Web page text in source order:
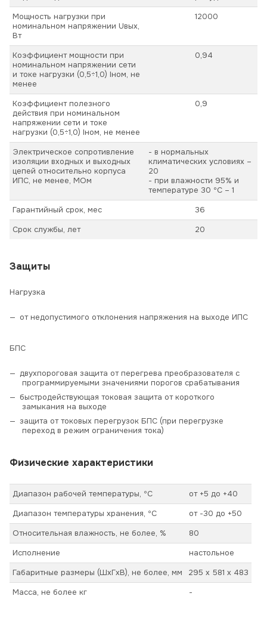
Мощность нагрузки при
номинальном напряжении Uвых,
Вт
12000
Коэффициент мощности при
номинальном напряжении сети
и токе нагрузки (0,5÷1,0) Iном, не
менее
0,94
Коэффициент полезного
действия при номинальном
напряжении сети и токе
нагрузки (0,5÷1,0) Iном, не менее
0,9
Электрическое сопротивление
изоляции входных и выходных
цепей относительно корпуса
ИПС, не менее, МОм
- в нормальных
климатических условиях –
20
- при влажности 95% и
температуре 30 ºС – 1
Гарантийный срок, мес
36
Срок службы, лет
20
Защиты
Нагрузка
от недопустимого отклонения напряжения на выходе ИПС
БПС
двухпороговая защита от перегрева преобразователя с
программируемыми значениями порогов срабатывания
быстродействующая токовая защита от короткого
замыкания на выходе
защита от токовых перегрузок БПС (при перегрузке
переход в режим ограничения тока)
Физические характеристики
Диапазон рабочей температуры, ºС
от +5 до +40
Диапазон температуры хранения, ºС
от -30 до +50
Относительная влажность, не более, %
80
Исполнение
настольное
Габаритные размеры (ШхГхВ), не более, мм
295 x 581 x 483
Масса, не более кг
-